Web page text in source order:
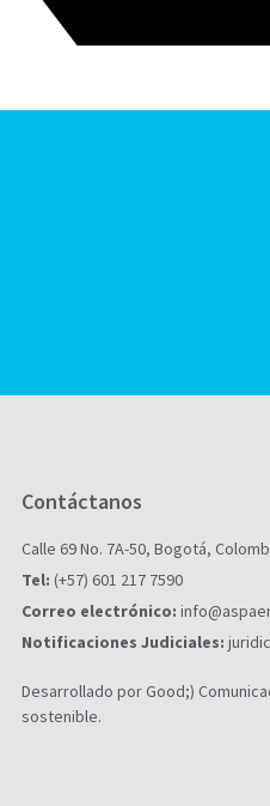
Contáctanos
Calle 69 No. 7A-50, Bogotá,
Tel: (+57) 601 217 7590
Correo electrónico:
Notificaciones Judiciales:
Desarrollado por Good;)
sostenible.